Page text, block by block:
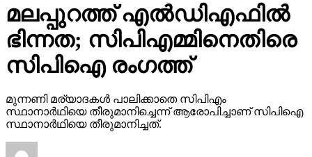
മലപ്പുറത്ത് എല്‍ഡിഎഫില്‍
ഭിന്നത; സിപിഎമ്മിനെതിരെ
സിപിഐ രംഗത്ത്
മുന്നണി മര്യാദകള്‍ പാലിക്കാതെ സിപിഎം
സ്ഥാനാര്‍ഥിയെ തീരുമാനിച്ചെന്ന് ആരോപിച്ചാണ് സിപിഐ
സ്ഥാനാര്‍ഥിയെ തീരുമാനിച്ചത്.